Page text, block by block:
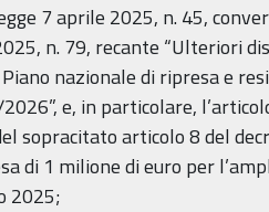
7 aprile 2025, n. 45,
n. 79, recante “Ulteriori
nazionale di ripresa e
e, in particolare,
sopracitato articolo 8 del
di 1 milione di euro per
2025;